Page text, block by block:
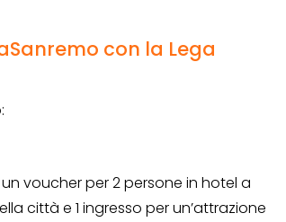
con la Lega
voucher per 2 persone in hotel a
città e 1 ingresso per un’attrazione